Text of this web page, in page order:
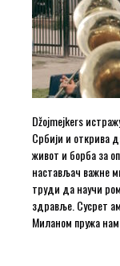
Džojmejkers
Србији и открива
живот и борба за
настављач важне
труди да научи
здравље. Сусрет
Миланом пружа